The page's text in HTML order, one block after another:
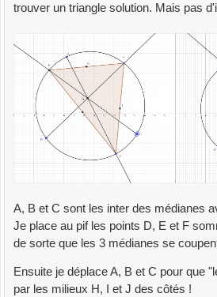
trouver un triangle solution. Mais pas
A, B et C sont les inter des médianes
Je place au pif les points D, E et F
de sorte que les 3 médianes se
Ensuite je déplace A, B et C pour que
par les milieux H, I et J des côtés !